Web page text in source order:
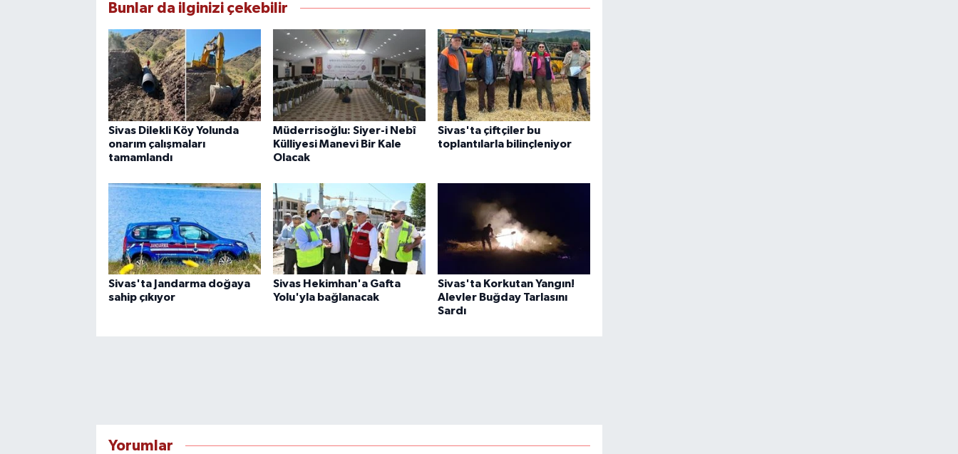
Bunlar da ilginizi çekebilir
Sivas Dilekli Köy Yolunda
onarım çalışmaları
tamamlandı
Müderrisoğlu: Siyer-i Nebî
Külliyesi Manevi Bir Kale
Olacak
Sivas'ta çiftçiler bu
toplantılarla bilinçleniyor
Sivas'ta Jandarma doğaya
sahip çıkıyor
Sivas Hekimhan'a Gafta
Yolu'yla bağlanacak
Sivas'ta Korkutan Yangın!
Alevler Buğday Tarlasını
Sardı
Yorumlar